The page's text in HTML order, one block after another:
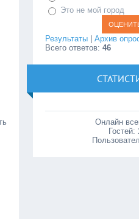
Это не мой город
Результаты |Архив
Всего ответов:46
Онлайн
Гостей: